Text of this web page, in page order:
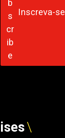
Inscreva-se